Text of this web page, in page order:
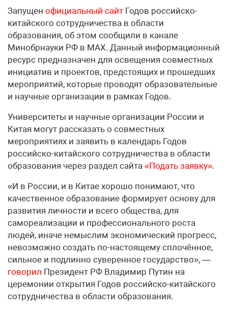
Запущен официальный сайт Годов российско-
китайского сотрудничества в области
образования, об этом сообщили в канале
Минобрнауки РФ в МАХ. Данный информационный
ресурс предназначен для освещения совместных
инициатив и проектов, предстоящих и прошедших
мероприятий, которые проводят образовательные
и научные организации в рамках Годов.
Университеты и научные организации России и
Китая могут рассказать о совместных
мероприятиях и заявить в календарь Годов
российско-китайского сотрудничества в области
образования через раздел сайта «Подать заявку».
«И в России, и в Китае хорошо понимают, что
качественное образование формирует основу для
развития личности и всего общества, для
самореализации и профессионального роста
людей, иначе немыслим экономический прогресс,
невозможно создать по-настоящему сплочённое,
сильное и подлинно суверенное государство», —
говорил Президент РФ Владимир Путин на
церемонии открытия Годов российско-китайского
сотрудничества в области образования.